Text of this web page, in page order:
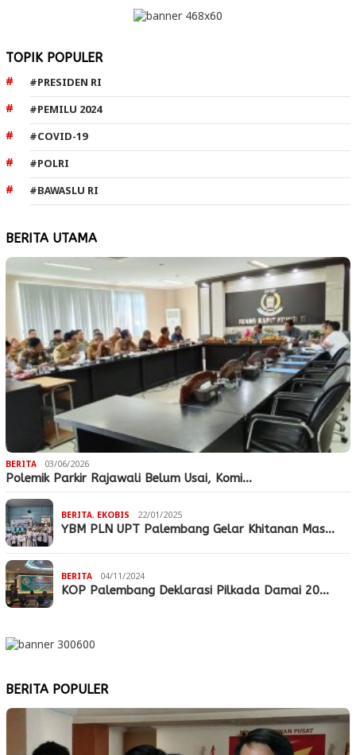
TOPIK POPULER
#PRESIDEN RI
#PEMILU 2024
#COVID-19
#POLRI
#BAWASLU RI
BERITA UTAMA
BERITA 03/06/2026
Polemik Parkir Rajawali Belum Usai, Komi…
BERITA, EKOBIS 22/01/2025
YBM PLN UPT Palembang Gelar Khitanan Mas…
BERITA 04/11/2024
KOP Palembang Deklarasi Pilkada Damai 20…
BERITA POPULER